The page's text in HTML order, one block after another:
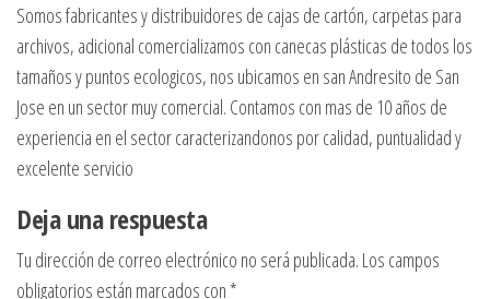
Somos fabricantes y distribuidores de cajas de cartón, carpetas para
archivos, adicional comercializamos con canecas plásticas de todos los
tamaños y puntos ecologicos, nos ubicamos en san Andresito de San
Jose en un sector muy comercial. Contamos con mas de 10 años de
experiencia en el sector caracterizandonos por calidad, puntualidad y
excelente servicio
Deja una respuesta
Tu dirección de correo electrónico no será publicada. Los campos
obligatorios están marcados con *